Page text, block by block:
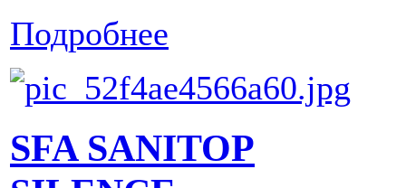
Подробнее
SFA SANITOP